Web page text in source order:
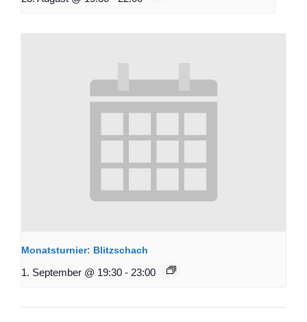
Monatsturnier: Blitzschach
1. September @ 19:30 - 23:00